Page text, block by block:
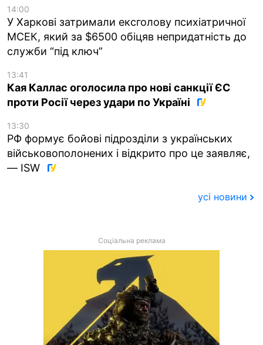
14:00
У Харкові затримали ексголову психіатричної
МСЕК, який за $6500 обіцяв непридатність до
служби “під ключ”
13:41
Кая Каллас оголосила про нові санкції ЄС
проти Росії через удари по Україні
13:30
РФ формує бойові підрозділи з українських
військовополонених і відкрито про це заявляє,
— ISW
усі новини
Соціальна реклама